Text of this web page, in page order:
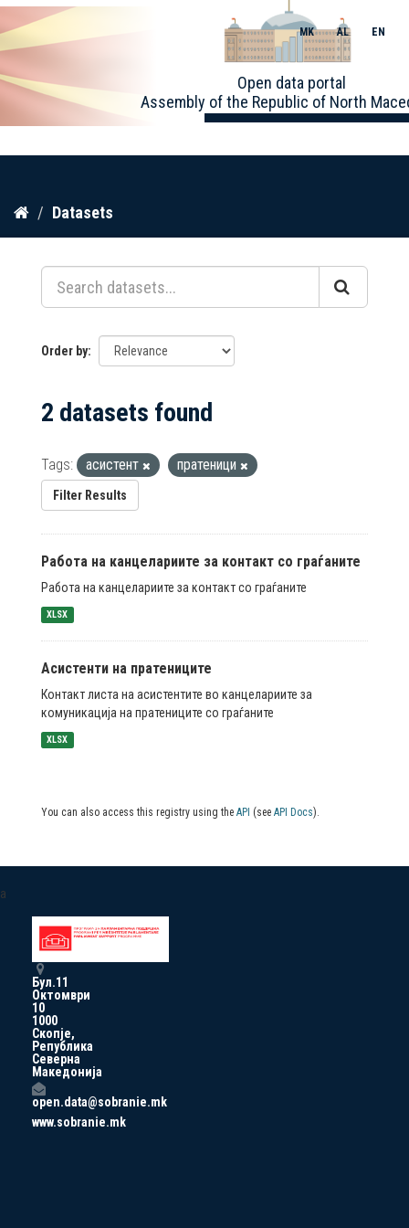
Skip
content
Open data portal
Assembly of the Republic of North
MK AL EN
Datasets
Order by
2 datasets found
Tags: асистент пратеници
Filter Results
Работа на канцелариите за контакт со граѓаните
Работа на канцелариите за контакт со граѓаните
XLSX
Асистенти на пратениците
Контакт листа на асистентите во канцелариите за
комуникација на пратениците со граѓаните
XLSX
You can also access this registry using the API (see API Docs).
a
Бул.11
Октомври
10
1000
Скопје,
Република
Северна
Македонија
open.data@sobranie.mk
www.sobranie.mk